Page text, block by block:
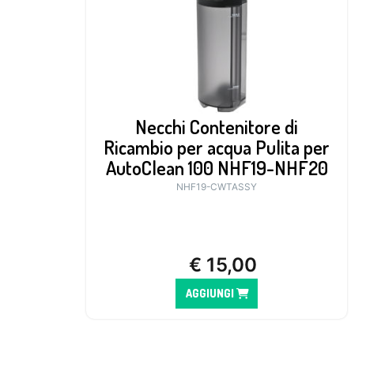
Necchi Contenitore di
Ricambio per acqua Pulita per
AutoClean 100 NHF19-NHF20
NHF19-CWTASSY
€ 15,00
AGGIUNGI